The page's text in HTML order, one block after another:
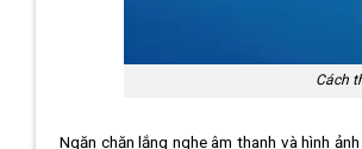
Cách
Ngăn chặn lắng nghe âm thanh và hình